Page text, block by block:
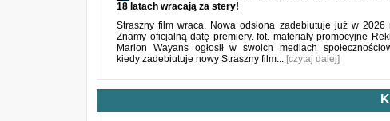
18 latach wracają za stery!
Straszny film wraca. Nowa odsłona zadebiutuje już w 2026
Znamy oficjalną datę premiery. fot. materiały promocyjne
Marlon Wayans ogłosił w swoich mediach
kiedy zadebiutuje nowy Straszny film... [czytaj dalej]